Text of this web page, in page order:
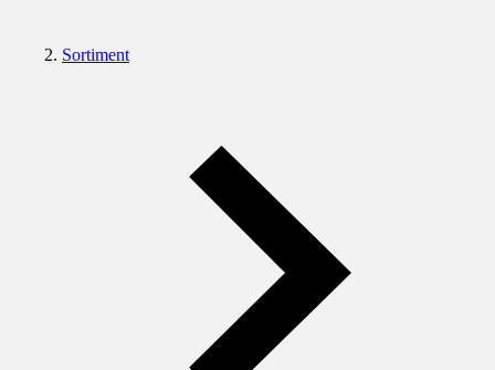
Sortiment